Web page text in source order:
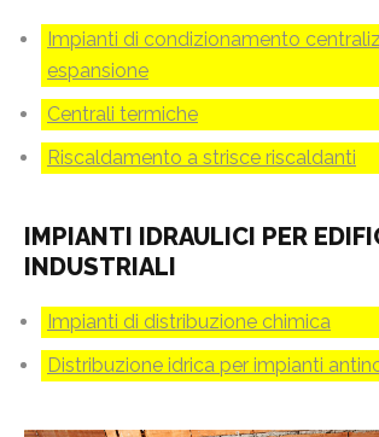
Impianti di condizionamento
espansione
Centrali termiche
Riscaldamento a strisce riscaldanti
IMPIANTI IDRAULICI PER
INDUSTRIALI
Impianti di distribuzione chimica
Distribuzione idrica per impianti